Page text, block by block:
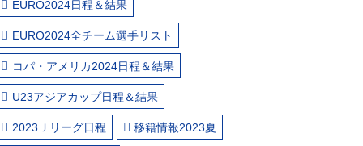
EURO2024日程＆結果
EURO2024全チーム選手リスト
コパ・アメリカ2024日程＆結果
U23アジアカップ日程＆結果
2023Ｊリーグ日程 移籍情報2023夏